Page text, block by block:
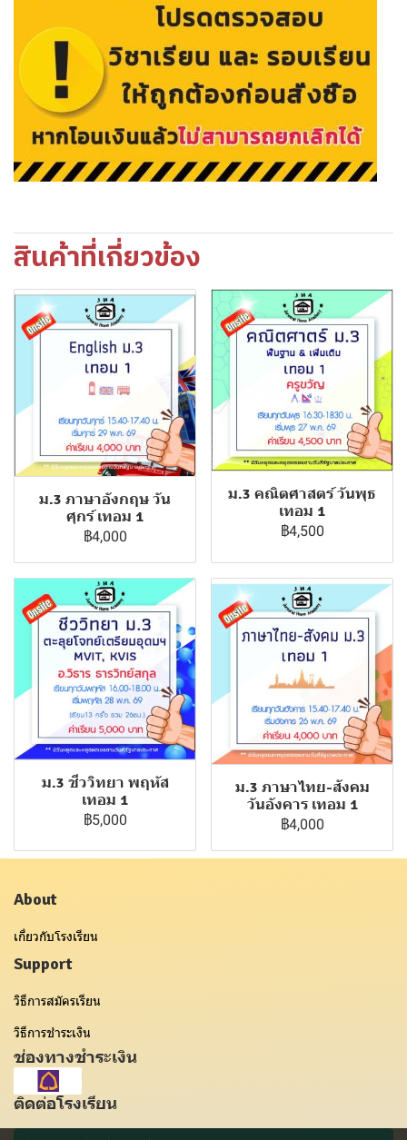
สินค้าที่เกี่ยวข้อง
ม.3 ภาษาอังกฤษ วัน
ศุกร์ เทอม 1
฿4,000
ม.3 คณิตศาสตร์ วันพุธ
เทอม 1
฿4,500
ม.3 ชีววิทยา พฤหัส
เทอม 1
฿5,000
ม.3 ภาษาไทย-สังคม
วันอังคาร เทอม 1
฿4,000
About
เกี่ยวกับโรงเรียน
Support
วิธีการสมัครเรียน
วิธีการชำระเงิน
ช่องทางชำระเงิน
ติดต่อโรงเรียน